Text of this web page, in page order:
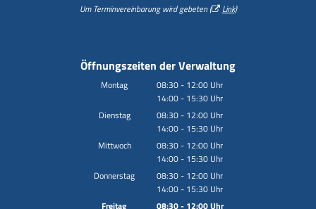
Um Terminvereinbarung wird gebeten (
Link)
Öffnungszeiten der Verwaltung
Montag 08:30- 12:00 Uhr
Von 08:30 bis 12:00 Uhr
14:00- 15:30 Uhr
Von 14:00 bis 15:30 Uhr
Dienstag 08:30- 12:00 Uhr
Von 08:30 bis 12:00 Uhr
14:00- 15:30 Uhr
Von 14:00 bis 15:30 Uhr
Mittwoch 08:30- 12:00 Uhr
Von 08:30 bis 12:00 Uhr
14:00- 15:30 Uhr
Von 14:00 bis 15:30 Uhr
Donnerstag 08:30- 12:00 Uhr
Von 08:30 bis 12:00 Uhr
14:00- 15:30 Uhr
Von 14:00 bis 15:30 Uhr
Freitag 08:30- 12:00Uhr